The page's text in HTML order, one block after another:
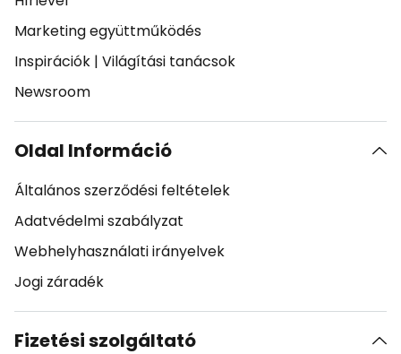
Marketing együttműködés
Inspirációk | Világítási tanácsok
Newsroom
Oldal Információ
Általános szerződési feltételek
Adatvédelmi szabályzat
Webhelyhasználati irányelvek
Jogi záradék
Fizetési szolgáltató